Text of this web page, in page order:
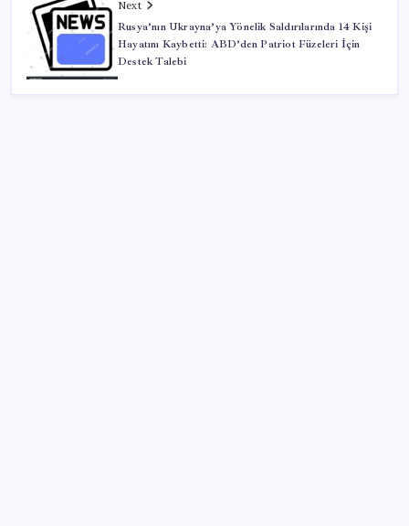
Next
Rusya’nın Ukrayna’ya Yönelik Saldırılarında 14 Kişi
Hayatını Kaybetti: ABD’den Patriot Füzeleri İçin
Destek Talebi